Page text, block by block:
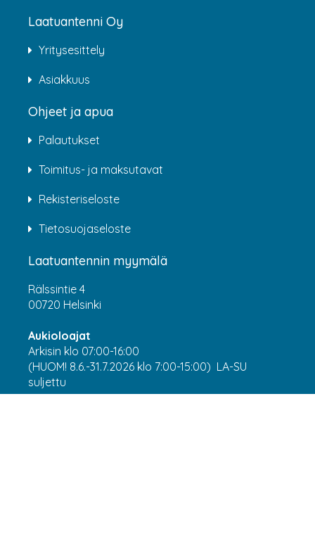
Laatuantenni Oy
Yritysesittely
Asiakkuus
Ohjeet ja apua
Palautukset
Toimitus- ja maksutavat
Rekisteriseloste
Tietosuojaseloste
Laatuantennin myymälä
Rälssintie 4
00720 Helsinki
Aukioloajat
Arkisin klo 07:00-16:00
(HUOM! 8.6.-31.7.2026 klo 7:00-15:00) LA-SU
suljettu